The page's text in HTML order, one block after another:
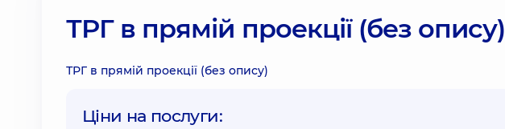
ТРГ в прямій проекції (без опису)
ТРГ в прямій проекції (без опису)
Ціни на послуги: